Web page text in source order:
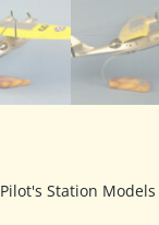
Pilot's Station Models